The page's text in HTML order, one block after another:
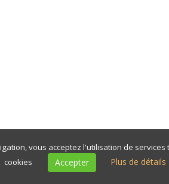
vous acceptez l'utilisation de
cookies
Accepter Plus de détails